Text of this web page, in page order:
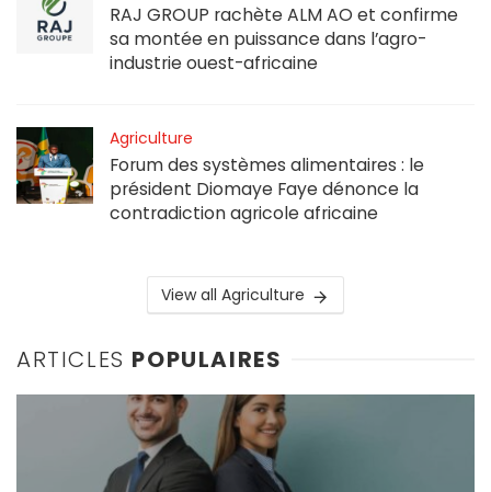
RAJ GROUP rachète ALM AO et confirme
sa montée en puissance dans l’agro-
industrie ouest-africaine
Agriculture
Forum des systèmes alimentaires : le
président Diomaye Faye dénonce la
contradiction agricole africaine
View all Agriculture
ARTICLES POPULAIRES